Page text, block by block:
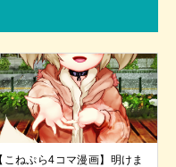
【こねぷら4コマ漫画】明けま